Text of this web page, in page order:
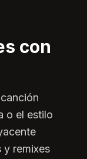
con
o el estilo
remixes